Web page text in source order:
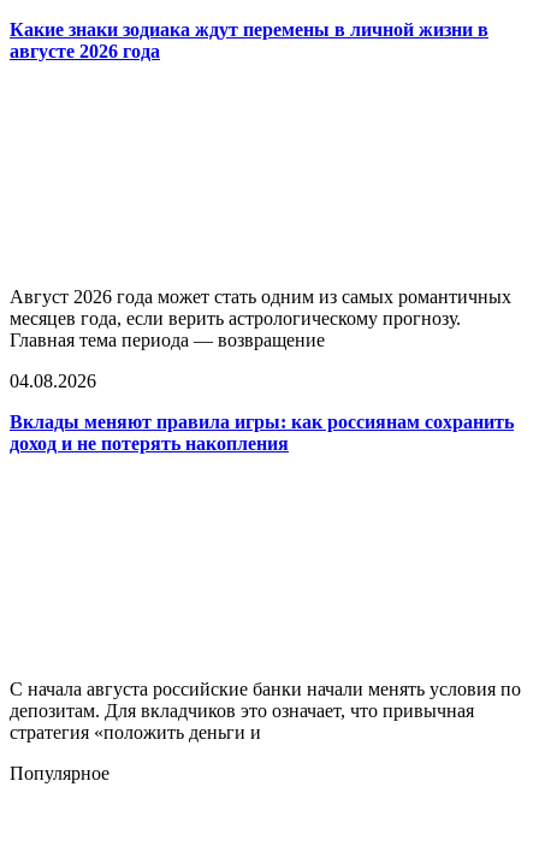
Какие знаки зодиака ждут перемены в личной жизни в
августе 2026 года
Август 2026 года может стать одним из самых романтичных
месяцев года, если верить астрологическому прогнозу.
Главная тема периода — возвращение
04.08.2026
Вклады меняют правила игры: как россиянам сохранить
доход и не потерять накопления
С начала августа российские банки начали менять условия по
депозитам. Для вкладчиков это означает, что привычная
стратегия «положить деньги и
Популярное